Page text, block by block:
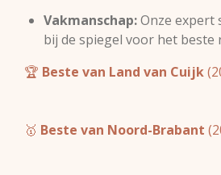
Vakmanschap:Onze expert
bij de spiegel voor het beste
🏆 Beste van Land van Cuijk
🥇 Beste van Noord-Brabant